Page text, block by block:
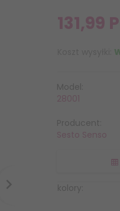
131,99
Model:
28001
Producent:
Sesto Senso
kolory: